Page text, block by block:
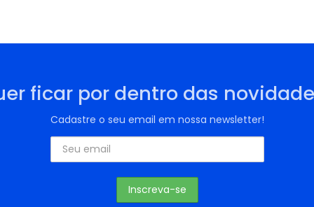
ficar por dentro das
Cadastre o seu email em nossa newsletter!